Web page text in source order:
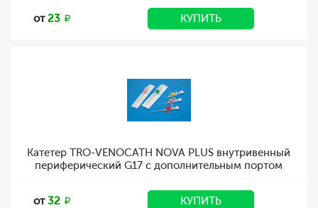
от23 КУПИТЬ
Катетер TRO-VENOCATH NOVA PLUS внутривенный
периферический G17 с дополнительным портом
от32 КУПИТЬ